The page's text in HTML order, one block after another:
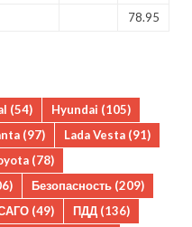
78.95
(54) Hyundai (105)
(97) Lada Vesta (91)
(78)
Безопасность (209)
(49) ПДД (136)